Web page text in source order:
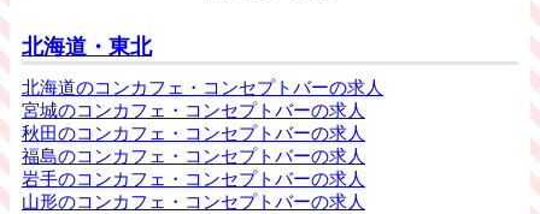
北海道・東北
北海道のコンカフェ・コンセプトバーの求人
宮城のコンカフェ・コンセプトバーの求人
秋田のコンカフェ・コンセプトバーの求人
福島のコンカフェ・コンセプトバーの求人
岩手のコンカフェ・コンセプトバーの求人
山形のコンカフェ・コンセプトバーの求人